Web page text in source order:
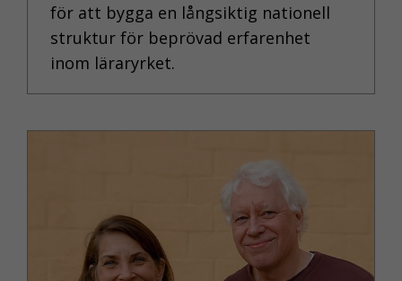
för att bygga en långsiktig nationell
struktur för beprövad erfarenhet
inom läraryrket.